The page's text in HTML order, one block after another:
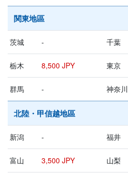
関東地區
茨城 - 千葉
栃木 8,500 JPY 東京
群馬 - 神奈川
北陸・甲信越地區
新潟 - 福井
富山 3,500 JPY 山梨